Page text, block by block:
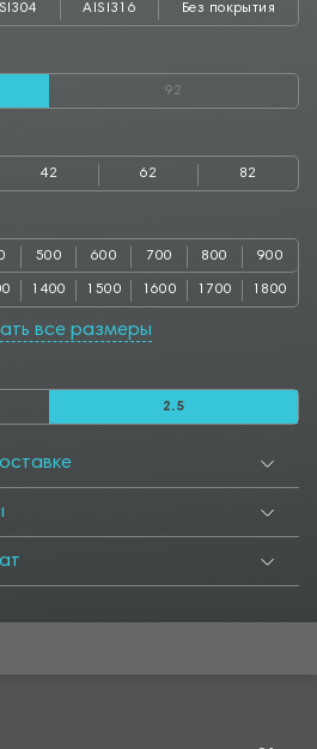
AISI316 Без покрытия
92
42 62 82
500 600 700 800 900
1400 1500 1600 1700 1800
2000
все размеры
2.5